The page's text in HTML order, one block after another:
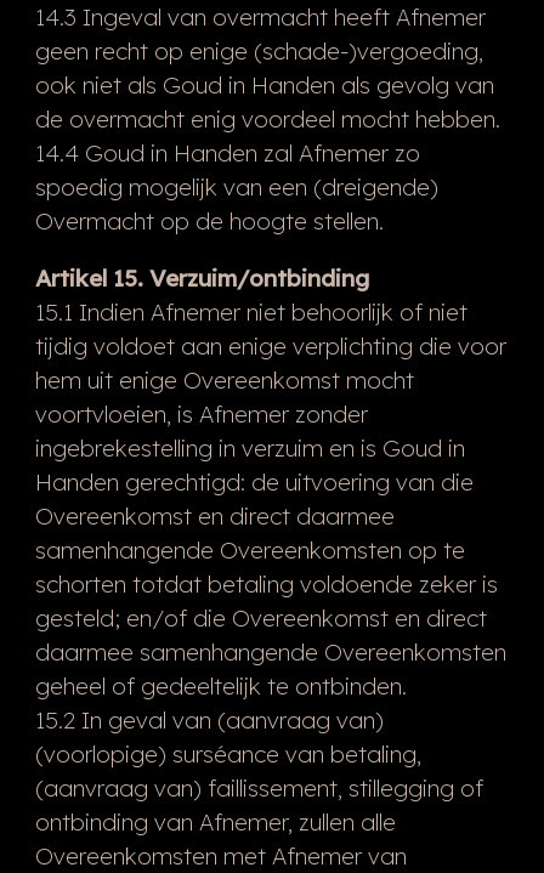
14.3 Ingeval van overmacht heeft Afnemer
geen recht op enige (schade-)vergoeding,
ook niet als Goud in Handen als gevolg van
de overmacht enig voordeel mocht hebben.
14.4 Goud in Handen zal Afnemer zo
spoedig mogelijk van een (dreigende)
Overmacht op de hoogte stellen.
Artikel 15. Verzuim/ontbinding
15.1 Indien Afnemer niet behoorlijk of niet
tijdig voldoet aan enige verplichting die voor
hem uit enige Overeenkomst mocht
voortvloeien, is Afnemer zonder
ingebrekestelling in verzuim en is Goud in
Handen gerechtigd: de uitvoering van die
Overeenkomst en direct daarmee
samenhangende Overeenkomsten op te
schorten totdat betaling voldoende zeker is
gesteld; en/of die Overeenkomst en direct
daarmee samenhangende Overeenkomsten
geheel of gedeeltelijk te ontbinden.
15.2 In geval van (aanvraag van)
(voorlopige) surséance van betaling,
(aanvraag van) faillissement, stillegging of
ontbinding van Afnemer, zullen alle
Overeenkomsten met Afnemer van